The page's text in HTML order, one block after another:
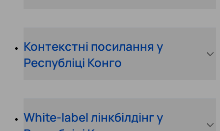
Контекстні посилання у
Республіці Конго
White-label лінкбілдінг у